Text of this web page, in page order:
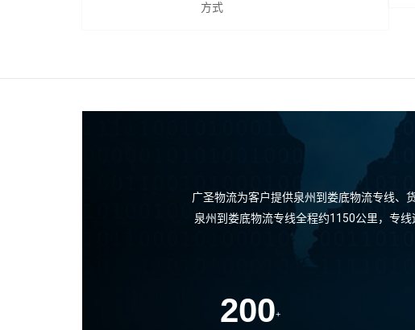
方式
广圣物流为客户提供泉州到娄底物流专线、
泉州到娄底物流专线全程约1150公里，专
200+